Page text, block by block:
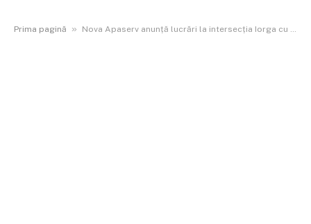
Prima pagină » Nova Apaserv anunță lucrări la intersecția Iorga cu Bulevardul Eminescu; Mai multe străzi vor rămâne fără apă